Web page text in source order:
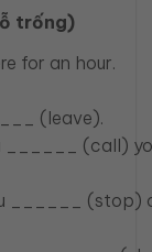
trống)
for an hour.
(leave).
______ (call)
______ (stop)